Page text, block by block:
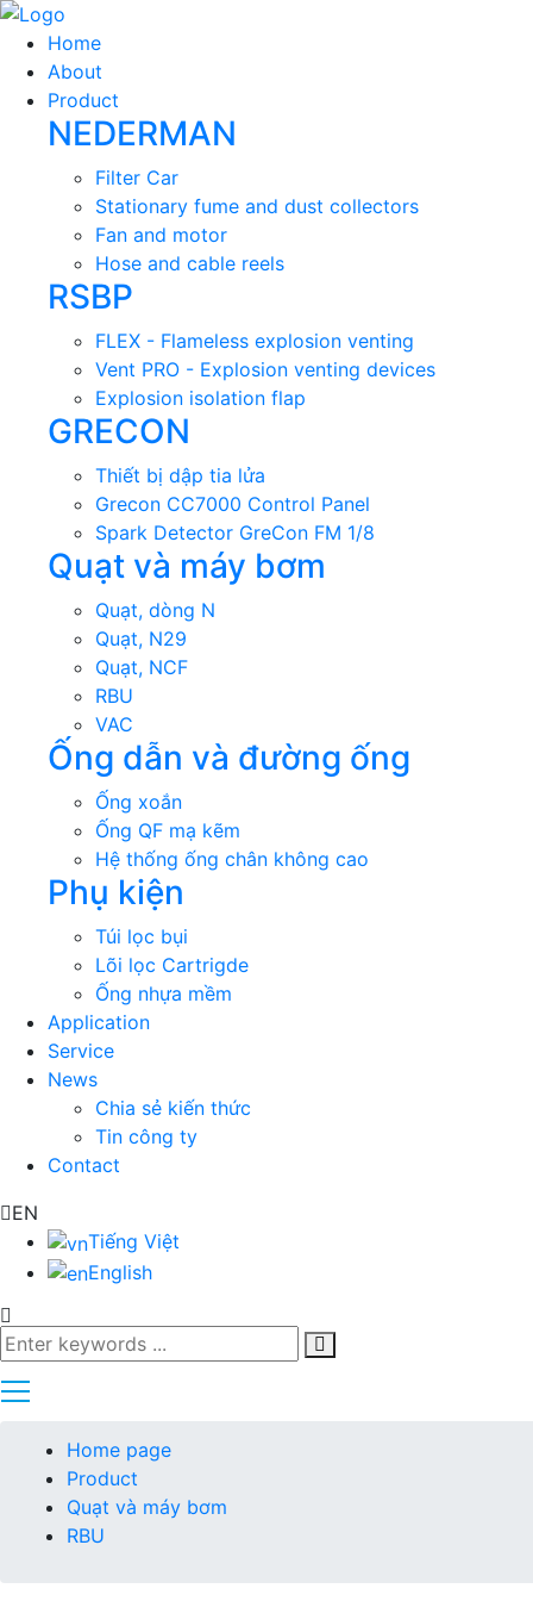
Home
About
Product
NEDERMAN
Filter Car
Stationary fume and dust collectors
Fan and motor
Hose and cable reels
RSBP
FLEX - Flameless explosion venting
Vent PRO - Explosion venting devices
Explosion isolation flap
GRECON
Thiết bị dập tia lửa
Grecon CC7000 Control Panel
Spark Detector GreCon FM 1/8
Quạt và máy bơm
Quạt, dòng N
Quạt, N29
Quạt, NCF
RBU
VAC
Ống dẫn và đường ống
Ống xoắn
Ống QF mạ kẽm
Hệ thống ống chân không cao
Phụ kiện
Túi lọc bụi
Lõi lọc Cartrigde
Ống nhựa mềm
Application
Service
News
Chia sẻ kiến thức
Tin công ty
Contact
EN
Tiếng Việt
English
Home page
Product
Quạt và máy bơm
RBU